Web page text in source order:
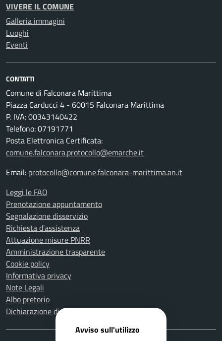
VIVERE IL COMUNE
Galleria immagini
Luoghi
Eventi
CONTATTI
Comune di Falconara Marittima
Piazza Carducci 4 - 60015 Falconara Marittima
P. IVA: 00343140422
Telefono: 07191771
Posta Elettronica Certificata:
comune.falconara.protocollo@emarche.it
Email: protocollo@comune.falconara-marittima.an.it
Leggi le FAQ
Prenotazione appuntamento
Segnalazione disservizio
Richiesta d'assistenza
Attuazione misure PNRR
Amministrazione trasparente
Cookie policy
Informativa privacy
Note Legali
Albo pretorio
Dichiarazione di accessibilità
Avviso sull'utilizzo